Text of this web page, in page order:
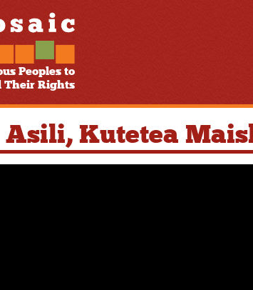
Peoples to
Their Rights
Kutetea